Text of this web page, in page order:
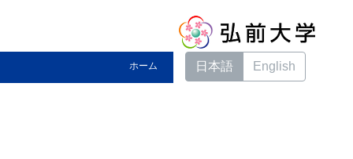
ホーム 日本語 English